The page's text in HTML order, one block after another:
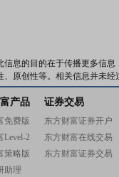
信息的目的在于传播更多信
、原创性等。相关信息并未
产品
免费版
Level-2
策略版
助理
证券交易
东方财富证券开户
东方财富在线交易
东方财富证券交易